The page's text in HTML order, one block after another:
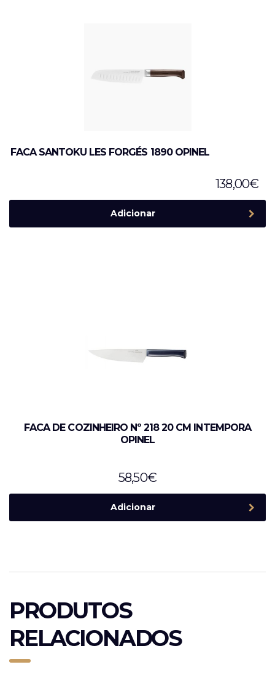
FACA SANTOKU LES FORGÉS 1890 OPINEL
138,00€
Adicionar
FACA DE COZINHEIRO Nº 218 20 CM INTEMPORA
OPINEL
58,50€
Adicionar
PRODUTOS
RELACIONADOS